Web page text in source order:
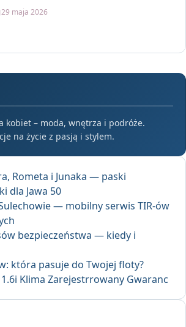
29 maja 2026
kobiet – moda, wnętrza i podróże.
na życie z pasją i stylem.
Rometa i Junaka — paski
dla Jawa 50
— mobilny serwis TIR-ów
bezpieczeństwa — kiedy i
która pasuje do Twojej floty?
Klima Zarejestrrowany Gwaranc